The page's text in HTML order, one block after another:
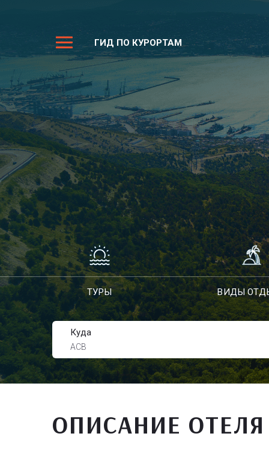
ГИД ПО КУРОРТАМ
ТУРЫ ВИДЫ
Куда
АСВ
ОПИСАНИЕ ОТЕЛЯ